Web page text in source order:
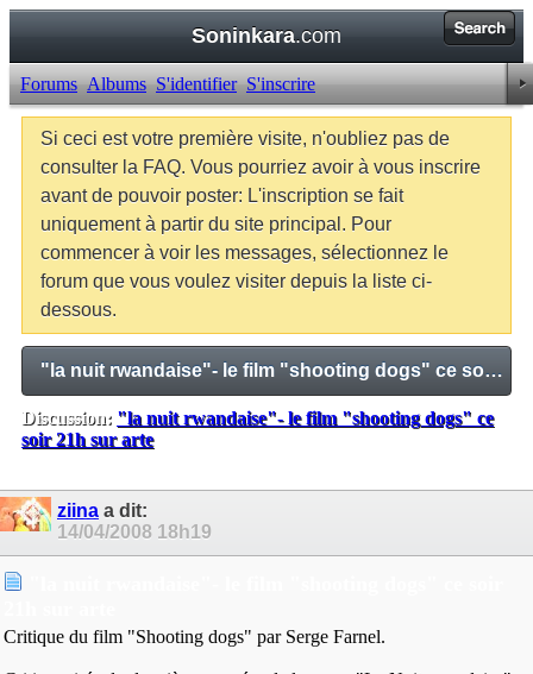
Soninkara.com
Forums Albums S'identifier S'inscrire
Si ceci est votre première visite, n'oubliez pas de
consulter la FAQ. Vous pourriez avoir à vous inscrire
avant de pouvoir poster: L'inscription se fait
uniquement à partir du site principal. Pour
commencer à voir les messages, sélectionnez le
forum que vous voulez visiter depuis la liste ci-
dessous.
"la nuit rwandaise"- le film "shooting dogs" ce soir 21h sur arte
Discussion: "la nuit rwandaise"- le film "shooting dogs" ce
soir 21h sur arte
ziina a dit:
14/04/2008 18h19
Critique du film "Shooting dogs" par Serge Farnel.